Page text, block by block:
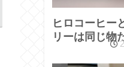
ヒロコーヒー
リーは同じ物